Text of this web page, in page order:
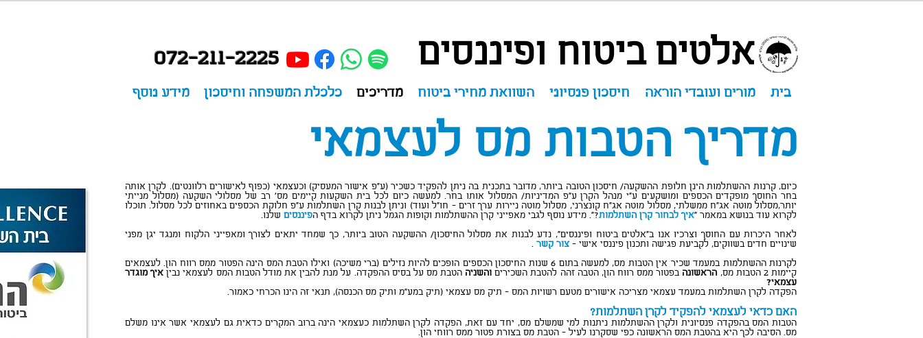
072-211-2225 אלטים ביטוח ופיננסים
בית מורים ועובדי הוראה חיסכון פנסיוני השוואת מחירי ביטוח מדריכים כלכלת המשפחה וחיסכון מידע נוסף
מדריך הטבות מס לעצמאי
כיום, קרנות ההשתלמות הינן חלופת ההשקעה/ חיסכון הטובה ביותר, מדובר בתכנית בה ניתן להפקיד כשכיר (ע"פ אישור המעסיק) וכעצמאי (כפוף לאישורים רלוונטים). לקרן אותה
בחר החוסך מופקדים הכספים ומושקעים ע"י מנהל הקרן ע"פ המדיניות/ המסלול אותו בחר. למעשה כיום לכל בית השקעות קיימים מס' רב של מסלולי השקעה (מסלול מנייתי
יותר,מסלול מוטה אג"ח ממשלתי, מסלול מוטה אג"ח קונצרני, מסלול מוטה ניירות ערך זרים - חו"ל ועוד) וניתן לבנות קרן השתלמות ע"פ חלוקת הכספים באחוזים לכל מסלול. תוכלו
לקרוא עוד בנושא במאמר "איך לבחור קרן השתלמות?". מידע נוסף לגבי מאפייני קרן ההשתלמות וקופות הגמל ניתן לקרוא בדף הפיננסים שלנו.
לאחר היכרות עם החוסך וצרכיו אנו ב"אלטים ביטוח ופיננסים", נדע לבנות את מסלול החיסכון/ ההשקעה הטוב ביותר, כך שמחד יתאים לצורך ומאפייני הלקוח ומנגד יגן מפני
שינויים חדים בשווקים, לקביעת פגישה ותכנון פיננסי אישי -צור קשר .
לקרנות ההשתלמות במעמד שכיר אין הטבות מס, למעשה בתום 6 שנות החיסכון הכספים הופכים להיות נזילים (ברי משיכה) ואילו הטבת המס הינה הפטור ממס רווח הון. לעצמאים
קיימות 2 הטבות מס,
הראשונה בפטור ממס רווח הון, הטבה זהה להטבת השכירים והשניה הטבת מס על בסיס ההפקדה. על מנת להבין את מודל הטבות המס לעצמאי נבין איך מוגדר
עצמאי?
הפקדה לקרן השתלמות במעמד עצמאי מצריכה אישורים מטעם רשויות המס - תיק מס עצמאי (תיק במע"מ ותיק מס הכנסה), תנאי זה הינו הכרחי כאמור.
האם כדאי לעצמאי להפקיד לקרן השתלמות?
הטבות המס בהפקדה פנסיונית ולקרן ההשתלמות ניתנות למי שמשלם מס, יחד עם זאת, הפקדה לקרן השתלמות כעצמאי הינה ברוב המקרים כדאית גם לעצמאי אשר אינו משלם
מס. הסיבה לכך היא בהטבת המס הראשונה כפי שסקרנו לעיל - הטבת מס בצורת פטור ממס רווחי הון.